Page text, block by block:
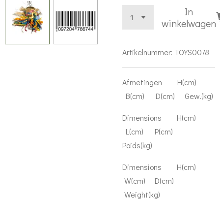
In
winkelwagen
Artikelnummer: TOYS0078
Afmetingen H(cm)
B(cm) D(cm) Gew.(kg)
Dimensions H(cm)
L(cm) P(cm)
Poids(kg)
Dimensions H(cm)
W(cm) D(cm)
Weight(kg)